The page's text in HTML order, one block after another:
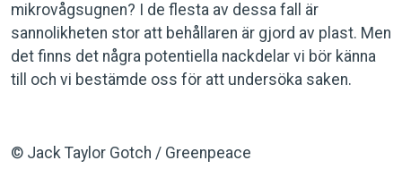
mikrovågsugnen? I de flesta av dessa fall är
sannolikheten stor att behållaren är gjord av plast. Men
det finns det några potentiella nackdelar vi bör känna
till och vi bestämde oss för att undersöka saken.
© Jack Taylor Gotch / Greenpeace